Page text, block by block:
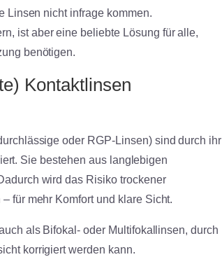
Linsen nicht infrage kommen.
ist aber eine beliebte Lösung für alle,
benötigen.
Kontaktlinsen
oder RGP-Linsen) sind durch ihr
Sie bestehen aus langlebigen
wird das Risiko trockener
für mehr Komfort und klare Sicht.
als Bifokal- oder Multifokallinsen, durch
korrigiert werden kann.